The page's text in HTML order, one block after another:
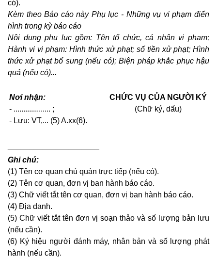
có).
Kèm theo Báo cáo này Phụ lục - Những vụ vi phạm điển
hình trong kỳ báo cáo
Nội dung phụ lục gồm: Tên tổ chức, cá nhân vi phạm;
Hành vi vi phạm: Hình thức xử phạt; số tiền xử phạt; Hình
thức xử phạt bổ sung (nếu có); Biện pháp khắc phục hậu
quả (nếu có)...
Nơi nhận:
- ................... ;
- Lưu: VT,... (5) A.xx(6).
CHỨC VỤ CỦA NGƯỜI KÝ
(Chữ ký, dấu)
Ghi chú:
(1) Tên cơ quan chủ quản trực tiếp (nếu có).
(2) Tên cơ quan, đơn vị ban hành báo cáo.
(3) Chữ viết tắt tên cơ quan, đơn vị ban hành báo cáo.
(4) Địa danh.
(5) Chữ viết tắt tên đơn vị soạn thảo và số lượng bản lưu
(nếu cần).
(6) Ký hiệu người đánh máy, nhân bản và số lượng phát
hành (nếu cần).